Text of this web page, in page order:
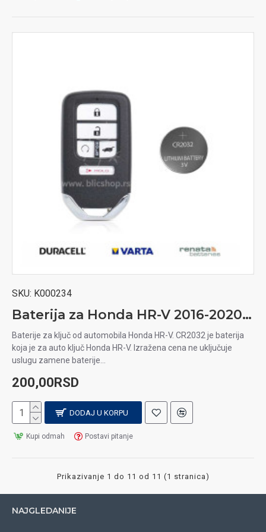
SKU: K000234
Baterija za Honda HR-V 2016-2020 auto ključ
Baterije za ključ od automobila Honda HR-V. CR2032 je baterija
koja je za auto ključ Honda HR-V. Izražena cena ne uključuje
uslugu zamene baterije...
200,00RSD
DODAJ U KORPU
Kupi odmah Postavi pitanje
Prikazivanje 1 do 11 od 11 (1 stranica)
NAJGLEDANIJE